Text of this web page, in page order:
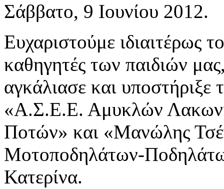
Σάββατο, 9 Ιουνίου 2012.
Ευχαριστούμε ιδιαιτέρως
καθηγητές των παιδιών
αγκάλιασε και
«Α.Σ.Ε.Ε. Αμυκλών
Ποτών» και «Μανώλης
Μοτοποδηλάτων-
Κατερίνα.